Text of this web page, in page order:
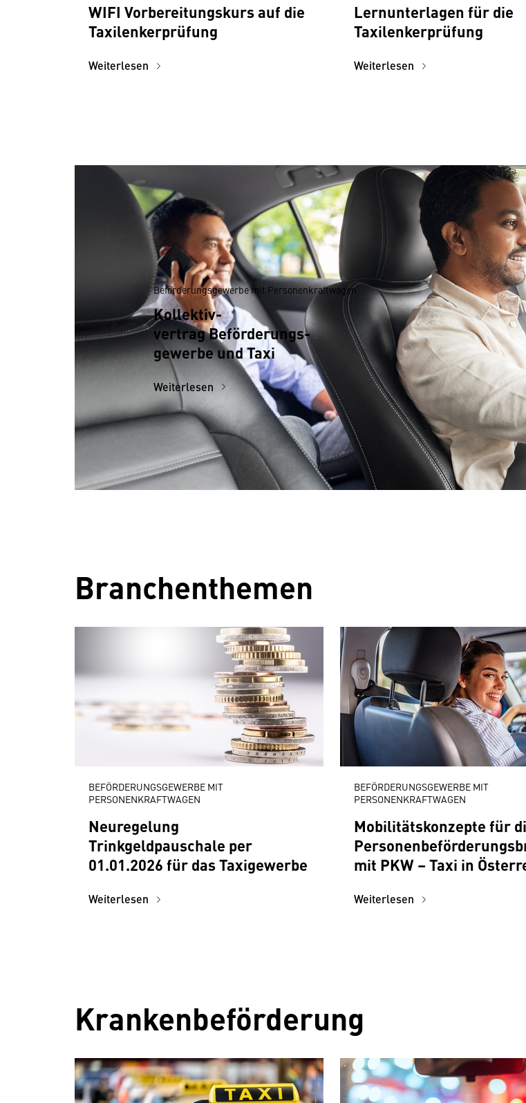
WIFI Vorbereitungskurs auf die
Taxilenkerprüfung
Weiterlesen
Lernunterlagen für die
Taxilenkerprüfung
Weiterlesen
Beförderungsgewerbe mit Personenkraftwagen
Kollektiv­
vertrag Beförderungs­
gewerbe und Taxi
Weiterlesen
Branchenthemen
BEFÖRDERUNGSGEWERBE MIT
PERSONENKRAFTWAGEN
Neuregelung
Trinkgeldpauschale per
01.01.2026 für das Taxigewerbe
Weiterlesen
BEFÖRDERUNGSGEWERBE MIT
PERSONENKRAFTWAGEN
Mobilitätskonzepte für
mit PKW – Taxi in
Weiterlesen
Krankenbeförderung